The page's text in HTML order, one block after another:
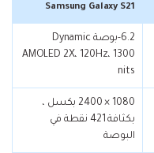
Samsung Galaxy S21
6.2-بوصة Dynamic
AMOLED 2X، 120Hz، 1300
nits
1080 × 2400 بكسل ،
بكثافة 421 نقطة في
البوصة